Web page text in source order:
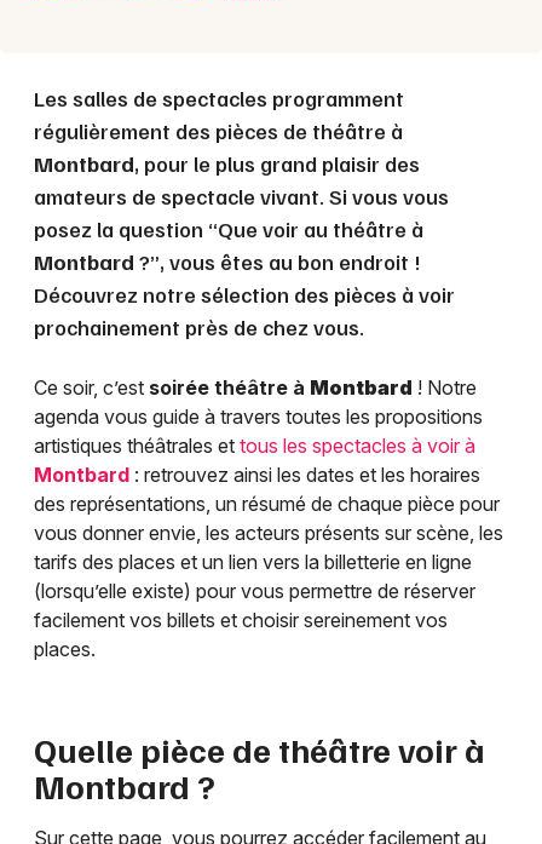
Les salles de spectacles programment
régulièrement des pièces de théâtre à
Montbard, pour le plus grand plaisir des
amateurs de spectacle vivant. Si vous vous
posez la question “Que voir au théâtre à
Montbard ?”, vous êtes au bon endroit !
Découvrez notre sélection des pièces à voir
prochainement près de chez vous.
Ce soir, c’est soirée théâtre à Montbard ! Notre
agenda vous guide à travers toutes les propositions
artistiques théâtrales et tous les spectacles à voir à
Montbard : retrouvez ainsi les dates et les horaires
des représentations, un résumé de chaque pièce pour
vous donner envie, les acteurs présents sur scène, les
tarifs des places et un lien vers la billetterie en ligne
(lorsqu’elle existe) pour vous permettre de réserver
facilement vos billets et choisir sereinement vos
places.
Quelle pièce de théâtre voir à
Montbard ?
Sur cette page, vous pourrez accéder facilement au